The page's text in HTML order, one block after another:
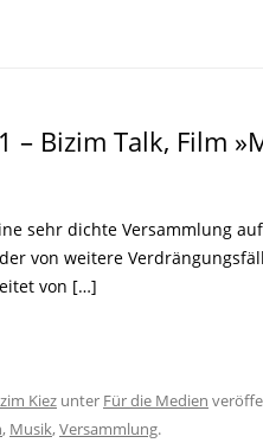
– Bizim Talk, Film
sehr dichte Versammlung
von weitere
von […]
Kiez unter Für die Medien
, Musik,Versammlung.